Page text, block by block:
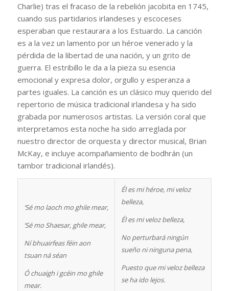
Charlie) tras el fracaso de la rebelión jacobita en 1745,
cuando sus partidarios irlandeses y escoceses
esperaban que restaurara a los Estuardo. La canción
es a la vez un lamento por un héroe venerado y la
pérdida de la libertad de una nación, y un grito de
guerra. El estribillo le da a la pieza su esencia
emocional y expresa dolor, orgullo y esperanza a
partes iguales. La canción es un clásico muy querido del
repertorio de música tradicional irlandesa y ha sido
grabada por numerosos artistas. La versión coral que
interpretamos esta noche ha sido arreglada por
nuestro director de orquesta y director musical, Brian
McKay, e incluye acompañamiento de bodhrán (un
tambor tradicional irlandés).
‘Sé mo laoch mo ghile mear,
‘Sé mo Shaesar, ghile mear,
Ní bhuairfeas féin aon
tsuan ná séan
Ó chuaigh i gcéin mo ghile
mear.
Él es mi héroe, mi veloz
belleza,
Él es mi veloz belleza,
No perturbará ningún
sueño ni ninguna pena,
Puesto que mi veloz belleza
se ha ido lejos.